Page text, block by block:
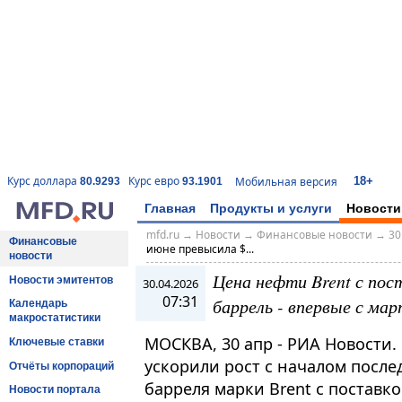
Курс доллара 80.9293 Курс евро 93.1901 Мобильная версия 18+
Главная Продукты и услуги Новости
Финансовые
новости
Новости эмитентов
Календарь
макростатистики
Ключевые ставки
Отчёты корпораций
Новости портала
mfd.ru→ Новости → Финансовые новости →
июне превысила $...
30.04.2026
07:31
Цена нефти Brent с
баррель - впервые с
МОСКВА, 30 апр - РИА
ускорили рост с началом
барреля марки Brent с